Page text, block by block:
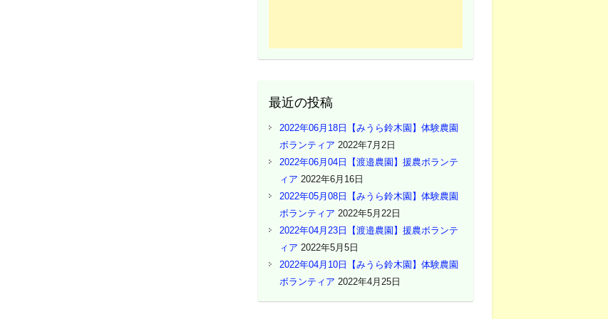
最近の投稿
2022年06月18日【みうら鈴木園】体験農園
ボランティア 2022年7月2日
2022年06月04日【渡邉農園】援農ボランテ
ィア 2022年6月16日
2022年05月08日【みうら鈴木園】体験農園
ボランティア 2022年5月22日
2022年04月23日【渡邉農園】援農ボランテ
ィア 2022年5月5日
2022年04月10日【みうら鈴木園】体験農園
ボランティア 2022年4月25日